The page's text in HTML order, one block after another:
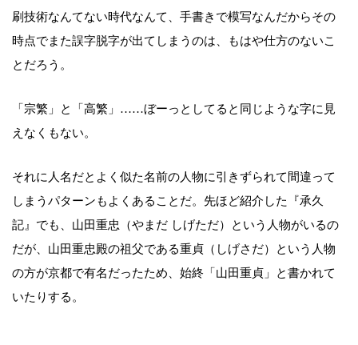
刷技術なんてない時代なんて、手書きで模写なんだからその
時点でまた誤字脱字が出てしまうのは、もはや仕方のないこ
とだろう。
「宗繁」と「高繁」……ぼーっとしてると同じような字に見
えなくもない。
それに人名だとよく似た名前の人物に引きずられて間違って
しまうパターンもよくあることだ。先ほど紹介した『承久
記』でも、山田重忠（やまだ しげただ）という人物がいるの
だが、山田重忠殿の祖父である重貞（しげさだ）という人物
の方が京都で有名だったため、始終「山田重貞」と書かれて
いたりする。